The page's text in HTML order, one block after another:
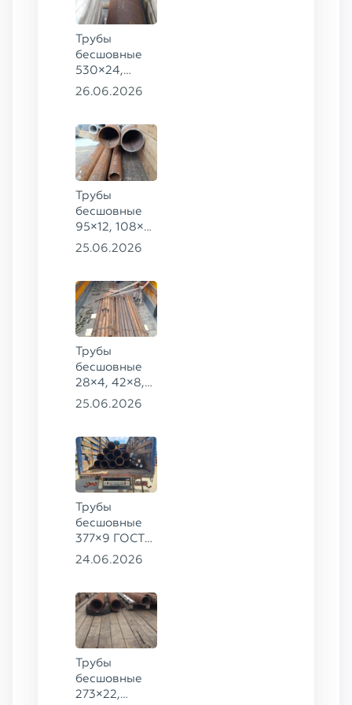
89×10, 83×8
ст. 09Г2С
Трубы
бесшовные
530×24,
273×40 ГОСТ
26.06.2026
Трубы
бесшовные
95×12, 108×6,
159×32,
09Г2С
25.06.2026
Трубы
бесшовные
28×4, 42×8,
73×14,
20
25.06.2026
Трубы
бесшовные
377×9 ГОСТ
8732-78, ст.
24.06.2026
Трубы
бесшовные
273×22,